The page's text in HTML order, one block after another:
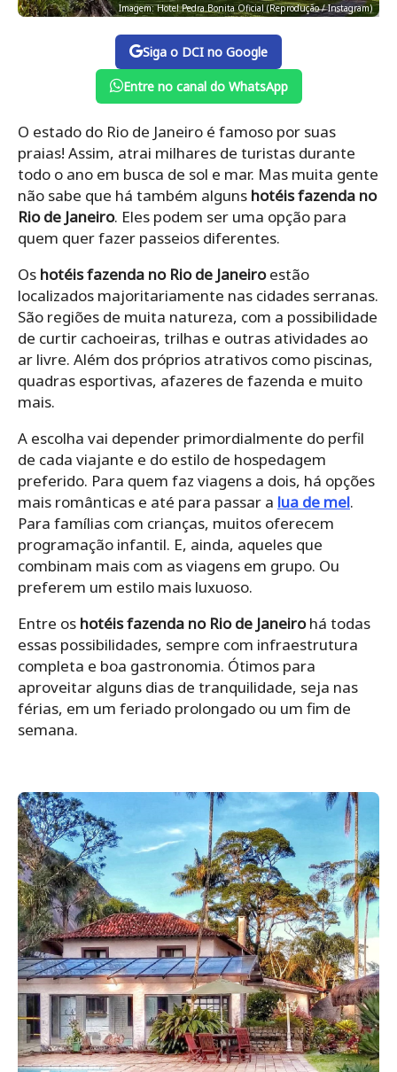
Imagem: Hotel Pedra Bonita Oficial (Reprodução / Instagram)
Siga o DCI no Google
Entre no canal do WhatsApp
O estado do Rio de Janeiro é famoso por suas
praias! Assim, atrai milhares de turistas durante
todo o ano em busca de sol e mar. Mas muita gente
não sabe que há também alguns hotéis fazenda no
Rio de Janeiro. Eles podem ser uma opção para
quem quer fazer passeios diferentes.
Os hotéis fazenda no Rio de Janeiroestão
localizados majoritariamente nas cidades serranas.
São regiões de muita natureza, com a possibilidade
de curtir cachoeiras, trilhas e outras atividades ao
ar livre. Além dos próprios atrativos como piscinas,
quadras esportivas, afazeres de fazenda e muito
mais.
A escolha vai depender primordialmente do perfil
de cada viajante e do estilo de hospedagem
preferido. Para quem faz viagens a dois, há opções
mais românticas e até para passar a lua de mel.
Para famílias com crianças, muitos oferecem
programação infantil. E, ainda, aqueles que
combinam mais com as viagens em grupo. Ou
preferem um estilo mais luxuoso.
Entre os hotéis fazenda no Rio de Janeirohá todas
essas possibilidades, sempre com infraestrutura
completa e boa gastronomia. Ótimos para
aproveitar alguns dias de tranquilidade, seja nas
férias, em um feriado prolongado ou um fim de
semana.